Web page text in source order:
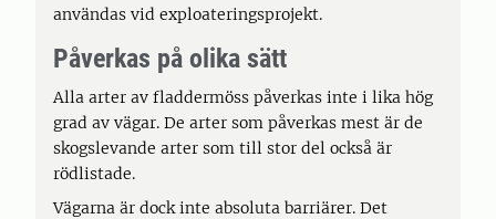
användas vid exploateringsprojekt.
Påverkas på olika sätt
Alla arter av fladdermöss påverkas inte i lika hög
grad av vägar. De arter som påverkas mest är de
skogslevande arter som till stor del också är
rödlistade.
Vägarna är dock inte absoluta barriärer. Det